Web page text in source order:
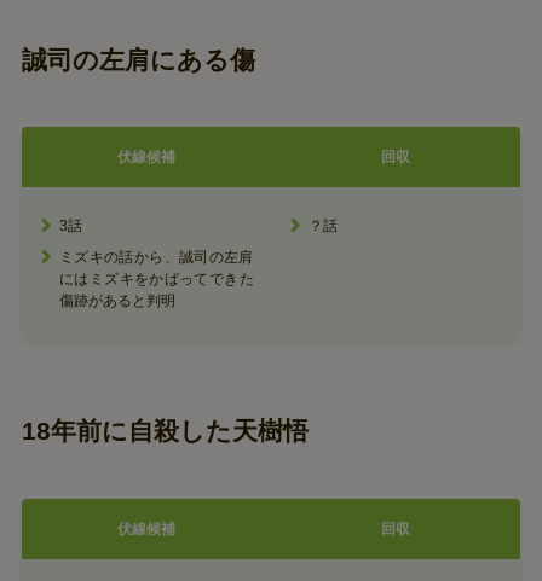
誠司の左肩にある傷
伏線候補 回収
3話
ミズキの話から、誠司の左肩
にはミズキをかばってできた
傷跡があると判明
？話
18年前に自殺した天樹悟
伏線候補 回収